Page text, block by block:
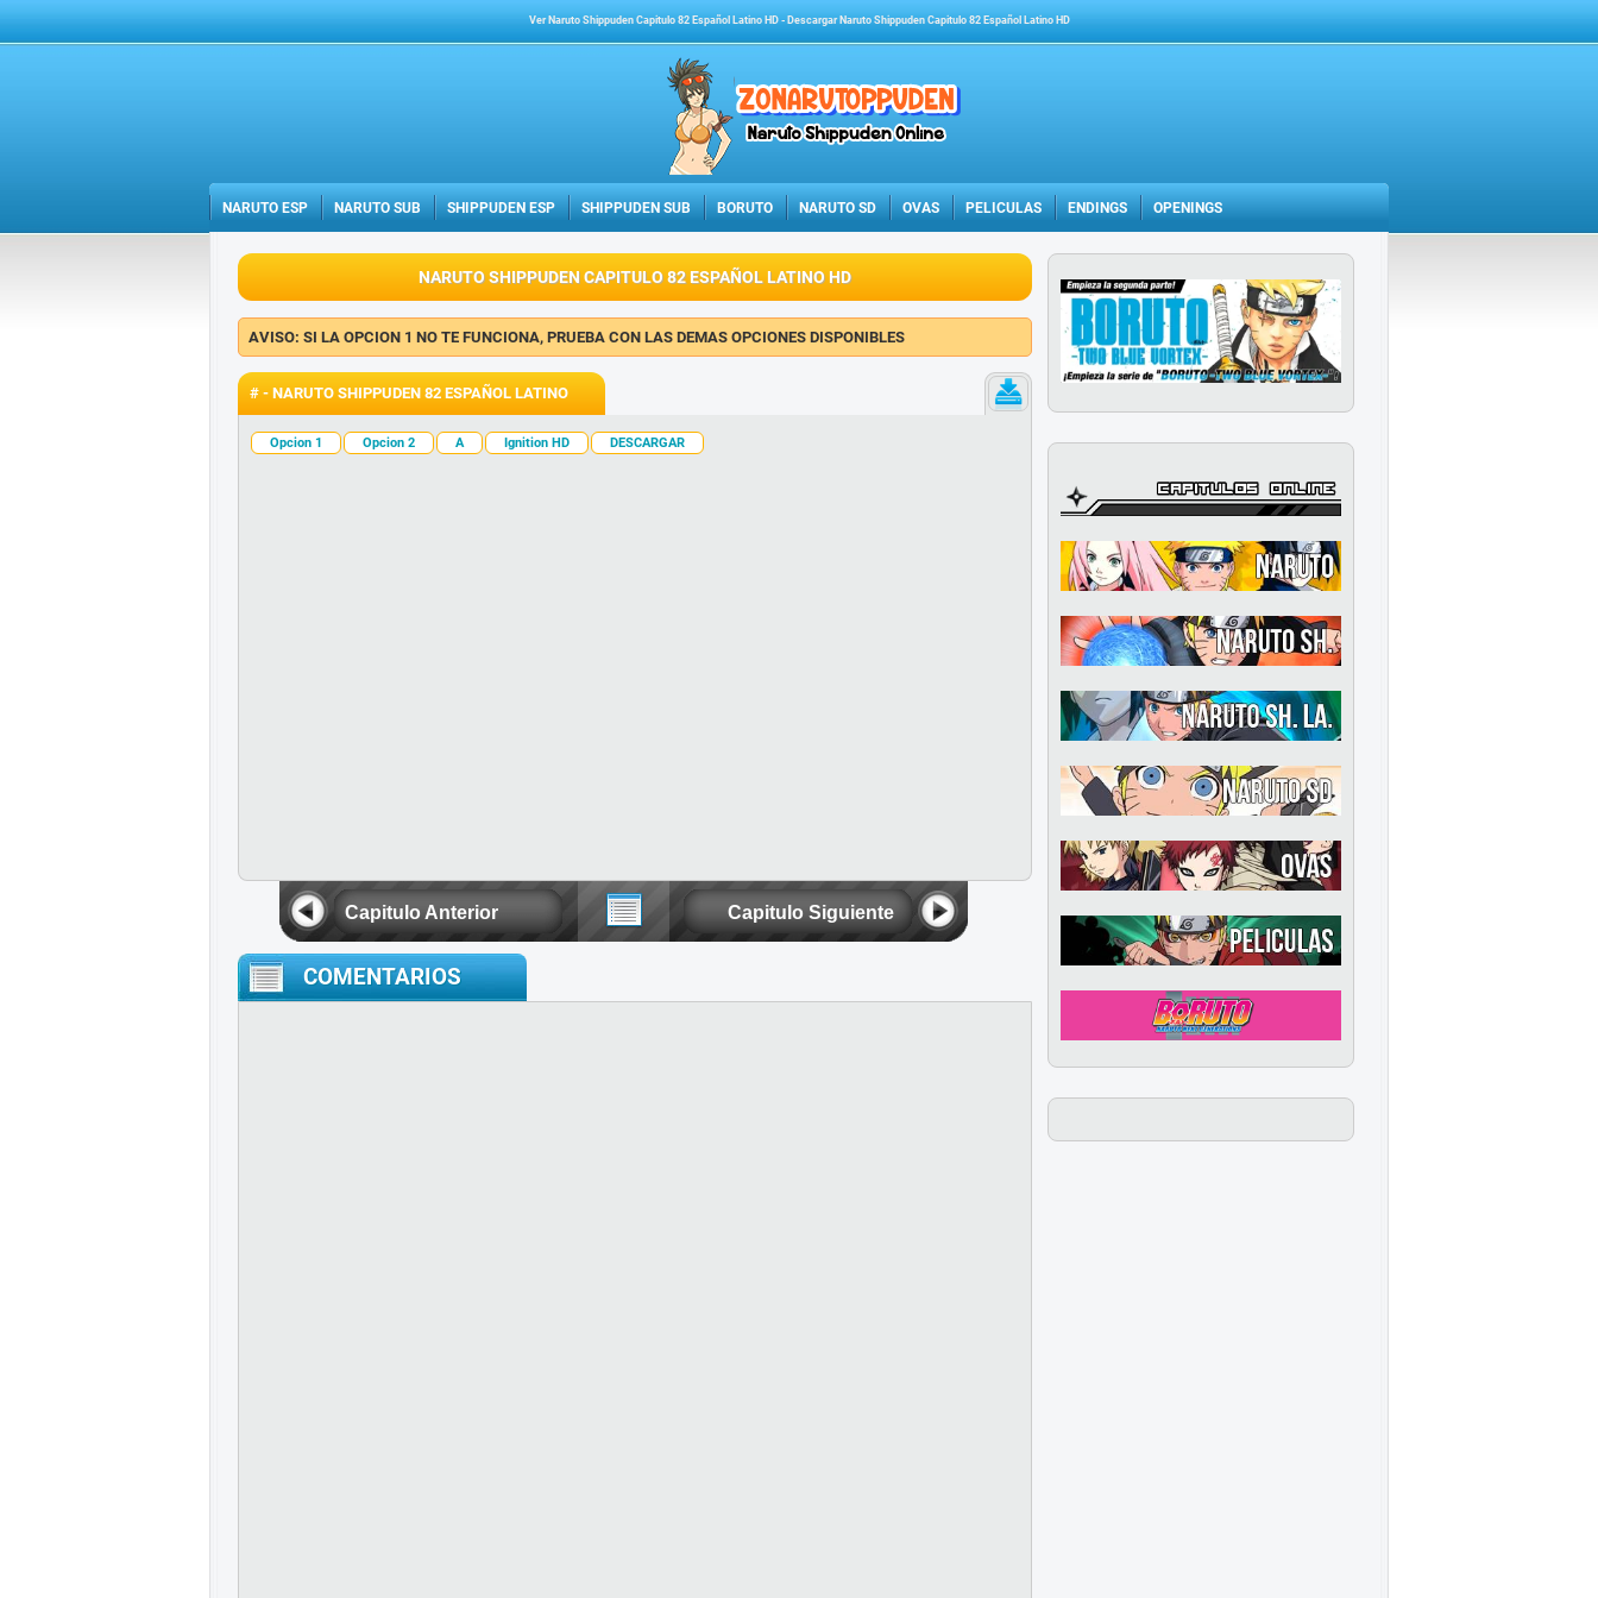
Ver Naruto Shippuden Capitulo 82 Español Latino HD- Descargar Naruto Shippuden Capitulo 82 Español Latino HD
NARUTO ESP NARUTO SUB SHIPPUDEN ESP SHIPPUDEN SUB BORUTO NARUTO SD OVAS PELICULAS ENDINGS OPENINGS
NARUTO SHIPPUDEN CAPITULO 82 ESPAÑOL LATINO HD
AVISO: SI LA OPCION 1 NO TE FUNCIONA, PRUEBA CON LAS DEMAS OPCIONES DISPONIBLES
# - NARUTO SHIPPUDEN 82 ESPAÑOL LATINO
Opcion 1 Opcion 2 A Ignition HD DESCARGAR
Capitulo Anterior Capitulo Siguiente
COMENTARIOS